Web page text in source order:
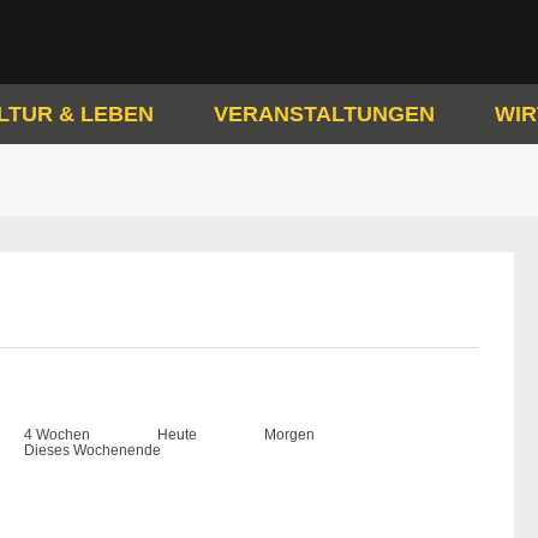
& LEBEN VERANSTALTUNGEN
4 Wochen Heute
Morgen
Dieses Wochenende